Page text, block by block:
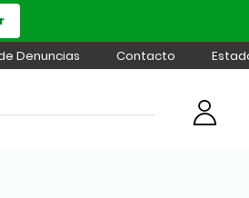
Denuncias Contacto